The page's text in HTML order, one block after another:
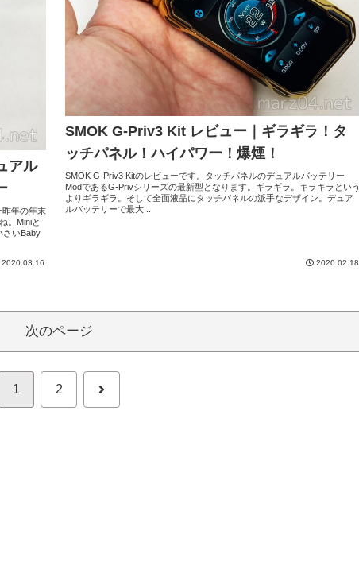
アル
昨年の年末
。Miniと
さいBaby
2020.03.16
SMOK G-Priv3 Kit レビュー｜ギラギラ！タ
ッチパネル！ハイパワー！爆煙！
SMOK G-Priv3 Kitのレビューです。タッチパネルのデュアルバッテリー
ModであるG-Privシリーズの最新型となります。ギラギラ。キラキラという
よりギラギラ。そして全面液晶にタッチパネルの派手なデザイン。デュア
ルバッテリーで最大...
2020.02.18
次のページ
1 2 次